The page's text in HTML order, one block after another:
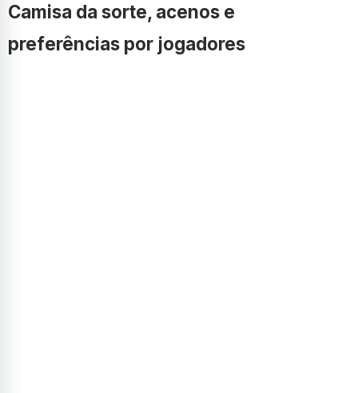
Camisa da sorte, acenos e
preferências por jogadores